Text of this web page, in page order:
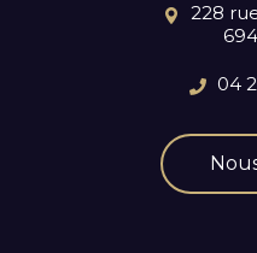
228
04